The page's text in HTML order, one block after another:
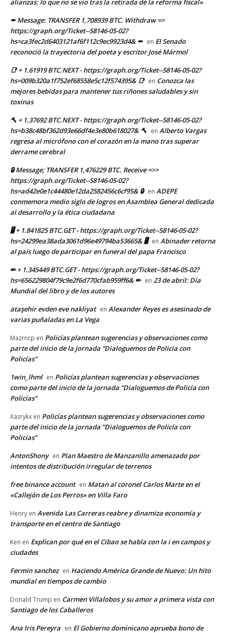
alianzas: lo que no se vio tras la retirada de la reforma fiscal»
✒ Message: TRANSFER 1,708939 BTC. Withdraw =>
https://graph.org/Ticket--58146-05-02?
hs=ca3fec2d6403121af6f112c9ec9923d4& ✒ en El Senado
reconoció la trayectoria del poeta y escritor José Mármol
📑 + 1.61919 BTC.NEXT - https://graph.org/Ticket--58146-05-02?
hs=009b320a1f752ef68558e5c12f574395& 📑 en Conozca las
mejores bebidas para mantener tus riñones saludables y sin
toxinas
🔨 + 1.37692 BTC.NEXT - https://graph.org/Ticket--58146-05-02?
hs=b38c48bf362d93e66df4e3e80b618027& 🔨 en Alberto Vargas
regresa al micrófono con el corazón en la mano tras superar
derrame cerebral
🔒 Message; TRANSFER 1,476229 BTC. Receive =>>
https://graph.org/Ticket--58146-05-02?
hs=ad42e0e1c44480e12da2582456c6cf95& 🔒 en ADEPE
conmemora medio siglo de logros en Asamblea General dedicada
al desarrollo y la ética ciudadana
🖥 + 1.841825 BTC.GET - https://graph.org/Ticket--58146-05-02?
hs=24299ea38ada3061d96e49794ba53665& 🖥 en Abinader retorna
al país luego de participar en funeral del papa Francisco
✏ + 1.345449 BTC.GET - https://graph.org/Ticket--58146-05-02?
hs=656229804f79c9e2f6d770cfab959ff6& ✏ en 23 de abril: Día
Mundial del libro y de los autores
ataşehir evden eve nakliyat en Alexander Reyes es asesinado de
varias puñaladas en La Vega
Mazrncp en Policías plantean sugerencias y observaciones como
parte del inicio de la jornada “Dialoguemos de Policía con
Policías”
1win_lhml en Policías plantean sugerencias y observaciones
como parte del inicio de la jornada “Dialoguemos de Policía con
Policías”
Xazrykx en Policías plantean sugerencias y observaciones como
parte del inicio de la jornada “Dialoguemos de Policía con
Policías”
AntonShony en Plan Maestro de Manzanillo amenazado por
intentos de distribución irregular de terrenos
free binance account en Matan al coronel Carlos Marte en el
«Callejón de Los Perros» en Villa Faro
Henry en Avenida Las Carreras reabre y dinamiza economía y
transporte en el centro de Santiago
Ken en Explican por qué en el Cibao se habla con la i en campos y
ciudades
Fermin sanchez en Haciendo América Grande de Nuevo: Un hito
mundial en tiempos de cambio
Donald Trump en Carmen Villalobos y su amor a primera vista con
Santiago de los Caballeros
Ana Iris Pereyra en El Gobierno dominicano aprueba bono de